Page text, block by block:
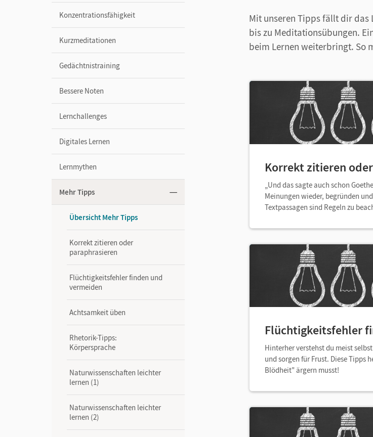
Konzentrationsfähigkeit
Kurzmeditationen
Gedächtnistraining
Bessere Noten
Lernchallenges
Digitales Lernen
Lernmythen
Mehr Tipps
Übersicht Mehr Tipps
Korrekt zitieren oder
paraphrasieren
Flüchtigkeitsfehler finden und
vermeiden
Achtsamkeit üben
Rhetorik-Tipps:
Körpersprache
Naturwissenschaften leichter
lernen (1)
Naturwissenschaften leichter
lernen (2)
Mit unseren Tipps fällt dir
bis zu Meditationsübungen.
beim Lernen weiterbringt. So
Korrekt zitieren
„Und das sagte auch schon
Meinungen wieder, begründen
Textpassagen sind Regeln zu
Flüchtigkeitsfehler
Hinterher verstehst du meist
und sorgen für Frust. Diese Tipps
Blödheit" ärgern musst!